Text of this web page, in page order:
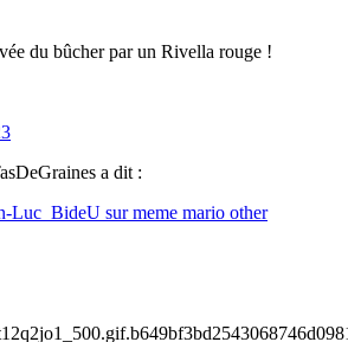
du bûcher par un Rivella rouge !
a dit :